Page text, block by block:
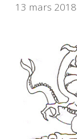
13 mars 2018